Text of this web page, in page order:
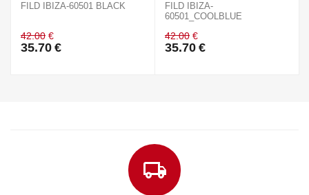
FILD IBIZA-60501 BLACK
42.00 €
35.70 €
FILD IBIZA-
60501_COOLBLUE
42.00 €
35.70 €